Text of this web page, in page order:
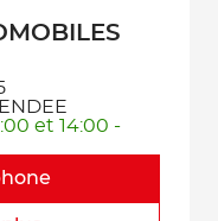
et 14:00 -